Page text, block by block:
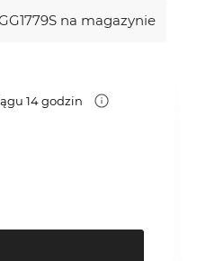
na magazynie
14 godzin